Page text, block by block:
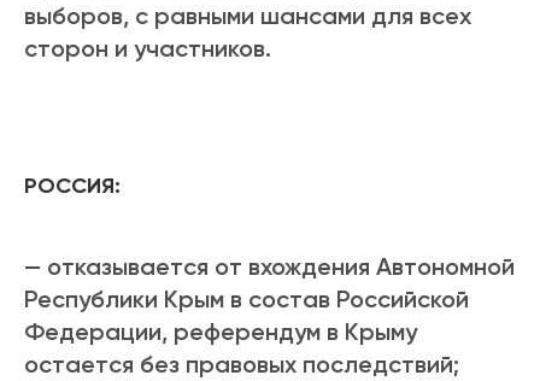
выборов, с равными шансами для всех
сторон и участников.
РОССИЯ:
— отказывается от вхождения Автономной
Республики Крым в состав Российской
Федерации, референдум в Крыму
остается без правовых последствий;